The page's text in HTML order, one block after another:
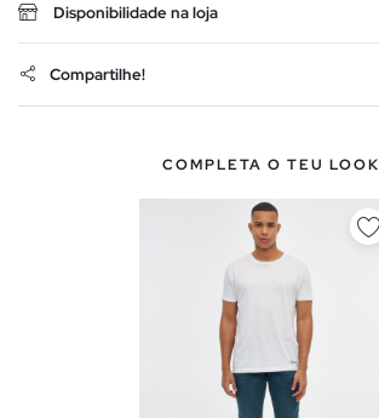
Disponibilidade na loja
Compartilhe!
COMPLETA O TEU LOOK